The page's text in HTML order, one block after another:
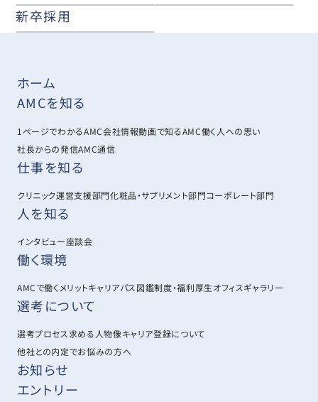
新卒採用
ホーム
AMCを知る
1ページでわかるAMC会社情報動画で知るAMC働く人への思い
社長からの発信AMC通信
仕事を知る
クリニック運営支援部門化粧品・サプリメント部門コーポレート部門
人を知る
インタビュー座談会
働く環境
AMCで働くメリットキャリアパス図鑑制度・福利厚生オフィスギャラリー
選考について
選考プロセス求める人物像キャリア登録について
他社との内定でお悩みの方へ
お知らせ
エントリー